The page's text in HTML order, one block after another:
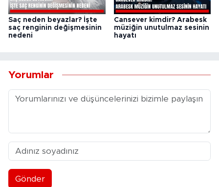
Saç neden beyazlar? İşte
saç renginin değişmesinin
nedeni
Cansever kimdir? Arabesk
müziğin unutulmaz sesinin
hayatı
Yorumlar
Gönder